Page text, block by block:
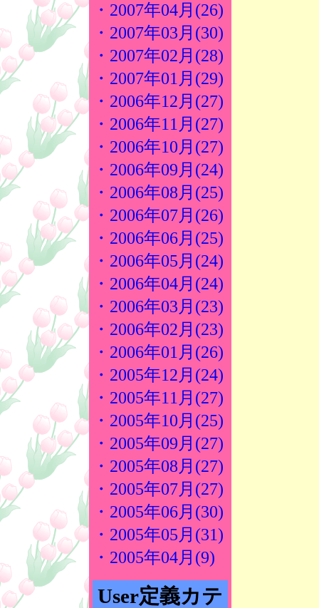
・2007年04月(26)
・2007年03月(30)
・2007年02月(28)
・2007年01月(29)
・2006年12月(27)
・2006年11月(27)
・2006年10月(27)
・2006年09月(24)
・2006年08月(25)
・2006年07月(26)
・2006年06月(25)
・2006年05月(24)
・2006年04月(24)
・2006年03月(23)
・2006年02月(23)
・2006年01月(26)
・2005年12月(24)
・2005年11月(27)
・2005年10月(25)
・2005年09月(27)
・2005年08月(27)
・2005年07月(27)
・2005年06月(30)
・2005年05月(31)
・2005年04月(9)
User定義カテ